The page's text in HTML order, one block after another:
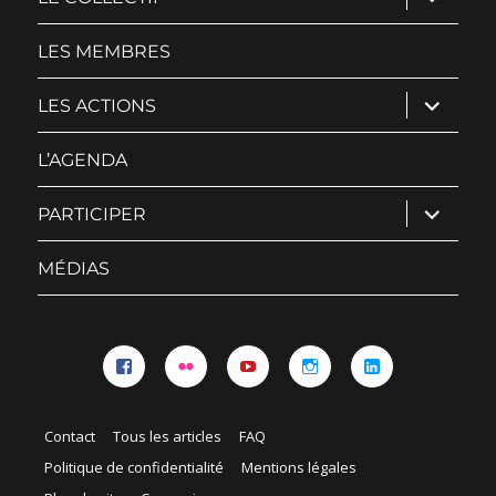
le
sous-
LES MEMBRES
LES ACTIONS ouvrir
le
sous-
L’AGENDA
PARTICIPER ouvrir
le
sous-
MÉDIAS
Contact Tous les articles
FAQ
Politique de confidentialité
Mentions légales